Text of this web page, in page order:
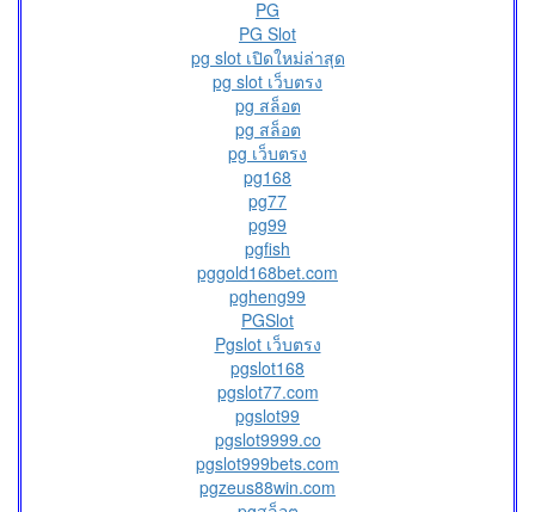
PG
PG Slot
pg slot เปิดใหม่ล่าสุด
pg slot เว็บตรง
pg สล็อต
pg สล็อต
pg เว็บตรง
pg168
pg77
pg99
pgfish
pggold168bet.com
pgheng99
PGSlot
Pgslot เว็บตรง
pgslot168
pgslot77.com
pgslot99
pgslot9999.co
pgslot999bets.com
pgzeus88win.com